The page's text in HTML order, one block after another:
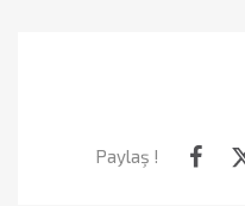
Paylaş !